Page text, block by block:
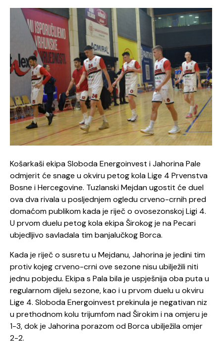
Košarkaši ekipa Sloboda Energoinvest i Jahorina Pale
odmjerit će snage u okviru petog kola Lige 4 Prvenstva
Bosne i Hercegovine. Tuzlanski Mejdan ugostit će duel
ova dva rivala u posljednjem ogledu crveno-crnih pred
domaćom publikom kada je riječ o ovosezonskoj Ligi 4.
U prvom duelu petog kola ekipa Širokog je na Pecari
ubjedljivo savladala tim banjalučkog Borca.
Kada je riječ o susretu u Mejdanu, Jahorina je jedini tim
protiv kojeg crveno-crni ove sezone nisu ubilježili niti
jednu pobjedu. Ekipa s Pala bila je uspješnija oba puta u
regularnom dijelu sezone, kao i u prvom duelu u okviru
Lige 4. Sloboda Energoinvest prekinula je negativan niz
u prethodnom kolu trijumfom nad Širokim i na omjeru je
1-3, dok je Jahorina porazom od Borca ubilježila omjer
2-2.